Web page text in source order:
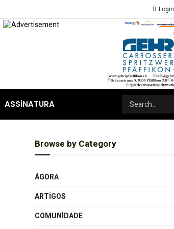
Login
ASSINATURA
Browse by Category
ÁGORA
ARTIGOS
COMUNIDADE